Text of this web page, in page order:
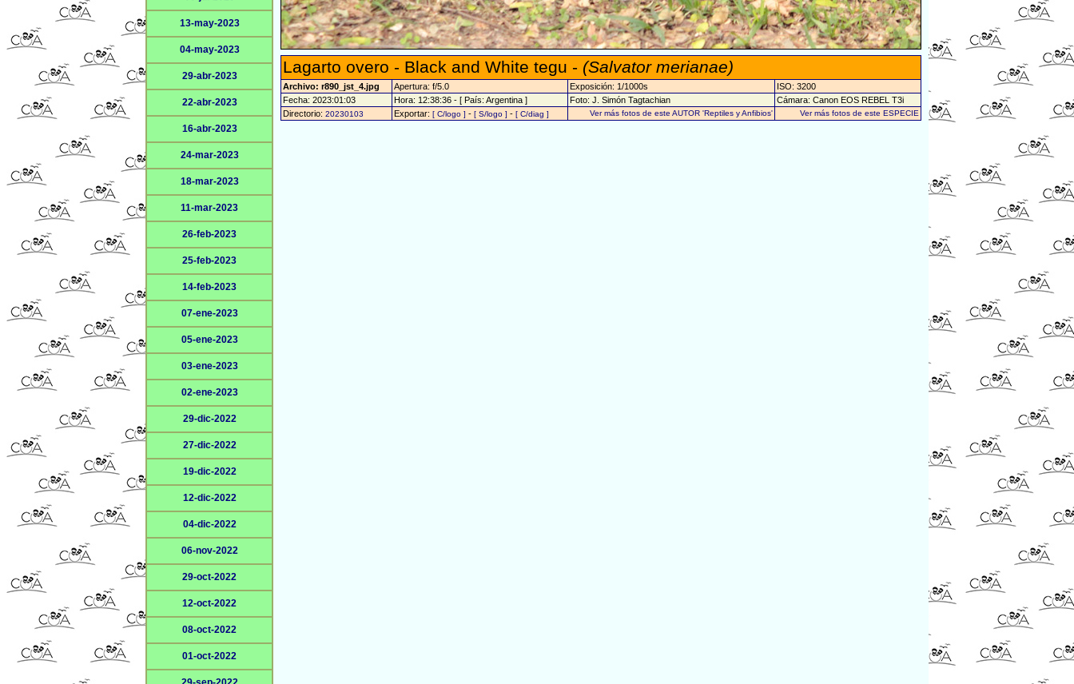
13-may-2023
04-may-2023
29-abr-2023
22-abr-2023
16-abr-2023
24-mar-2023
18-mar-2023
11-mar-2023
26-feb-2023
25-feb-2023
14-feb-2023
07-ene-2023
05-ene-2023
03-ene-2023
02-ene-2023
29-dic-2022
27-dic-2022
19-dic-2022
12-dic-2022
04-dic-2022
06-nov-2022
29-oct-2022
12-oct-2022
08-oct-2022
01-oct-2022
Lagarto overo - Black and White tegu - (Salvator merianae)
Archivo: r890_jst_4.jpg Apertura: f/5.0 Exposición: 1/1000s
ISO: 3200
Fecha: 2023:01:03
Hora: 12:38:36 - [ País: Argentina ] Foto: J. Simón Tagtachian
Cámara: Canon EOS REBEL T3i
Directorio: 20230103 Exportar: [ C/logo ] - [ S/logo ] - [ C/diag ] Ver más fotos de este AUTOR 'Reptiles y Anfibios' Ver más fotos de este ESPECIE